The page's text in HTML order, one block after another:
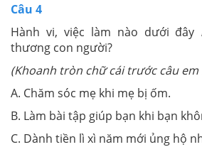
Câu 4
Hành vi, việc làm nào dưới đây
thương con người?
(Khoanh tròn chữ cái trước câu em
A. Chăm sóc mẹ khi mẹ bị ốm.
B. Làm bài tập giúp bạn khi bạn
C. Dành tiền lì xì năm mới ủng hộ